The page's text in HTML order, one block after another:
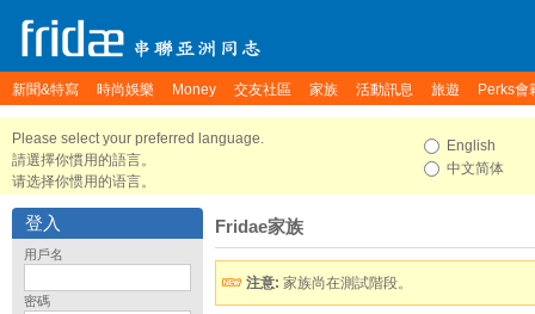
新聞&特寫 時尚娛樂 Money 交友社區 家族 活動訊息 旅遊 Perks會
Please select your preferred language.
請選擇你慣用的語言。
请选择你惯用的语言。
English
中文简体
登入
用戶名
密碼
Fridae家族
注意: 家族尚在測試階段。